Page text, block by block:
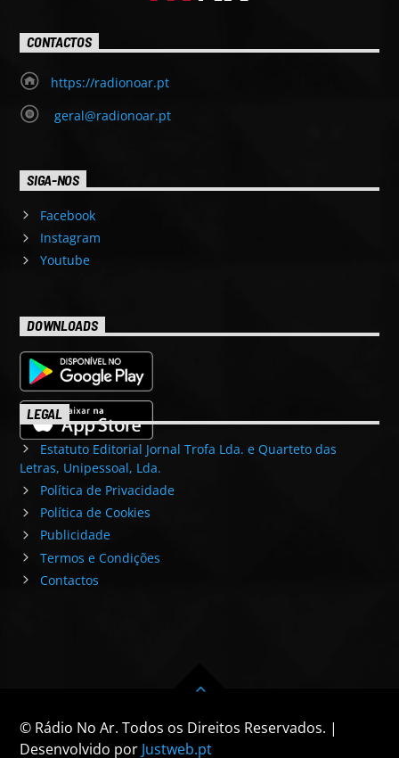
CONTACTOS
https://radionoar.pt
geral@radionoar.pt
SIGA-NOS
Facebook
Instagram
Youtube
DOWNLOADS
LEGAL
Estatuto Editorial Jornal Trofa Lda. e Quarteto das
Letras, Unipessoal, Lda.
Política de Privacidade
Política de Cookies
Publicidade
Termos e Condições
Contactos
© Rádio No Ar. Todos os Direitos Reservados. |
Desenvolvido por Justweb.pt